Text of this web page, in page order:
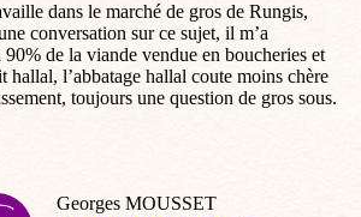
dans le marché de gros de Rungis,
conversation sur ce sujet, il m’a
de la viande vendue en boucheries et
hallal, l’abbatage hallal coute moins chère
toujours une question de gros sous.
Georges MOUSSET